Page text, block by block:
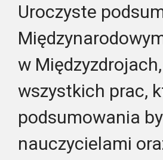
Uroczyste
w
wszystkich prac,
podsumowania
nauczycielami